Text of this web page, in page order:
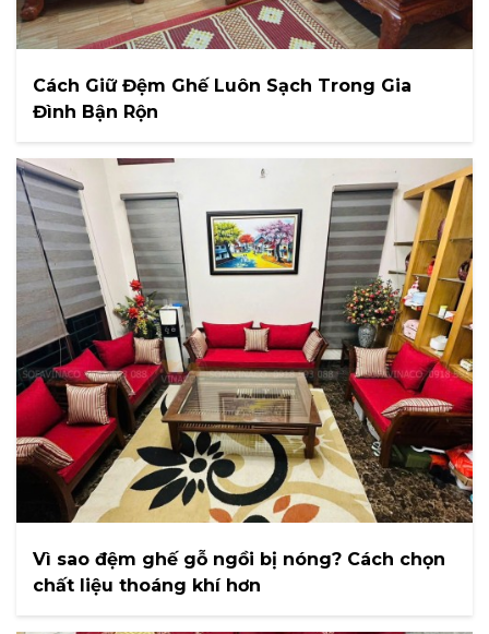
Cách Giữ Đệm Ghế Luôn Sạch Trong Gia
Đình Bận Rộn
Vì sao đệm ghế gỗ ngồi bị nóng? Cách chọn
chất liệu thoáng khí hơn